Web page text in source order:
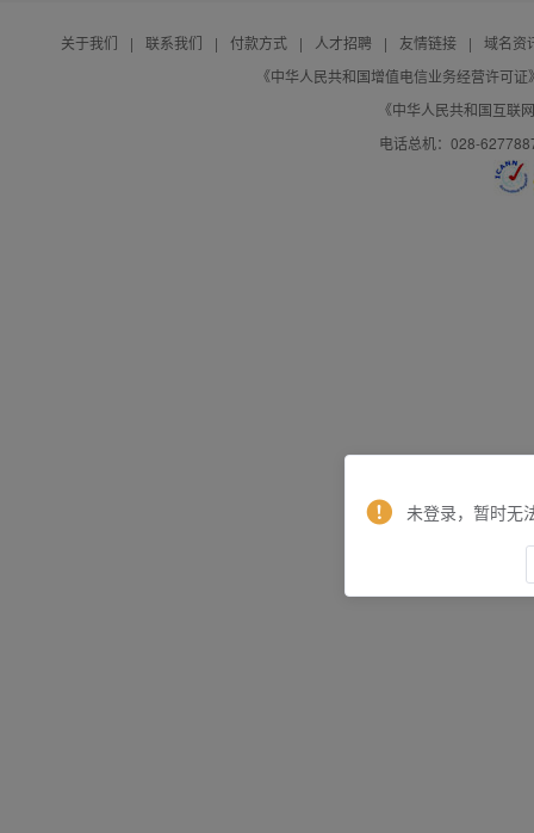
关于我们 | 联系我们 | 付款方式 | 人才招聘 | 友情链接 |
域名资
《中华人民共和国增值电信业务经营许可
《中华人民共和国互联
电话总机：028-
未登录，暂时无